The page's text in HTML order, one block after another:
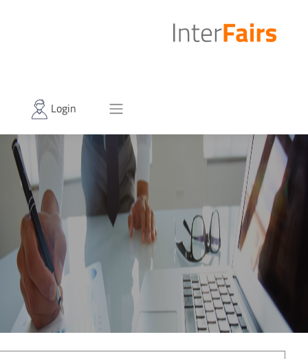
Login